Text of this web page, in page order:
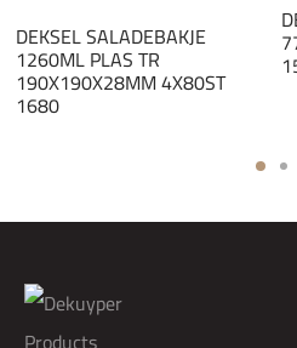
DEKSEL SALADEBAKJE
1260ML PLAS TR
190X190X28MM 4X80ST
1680